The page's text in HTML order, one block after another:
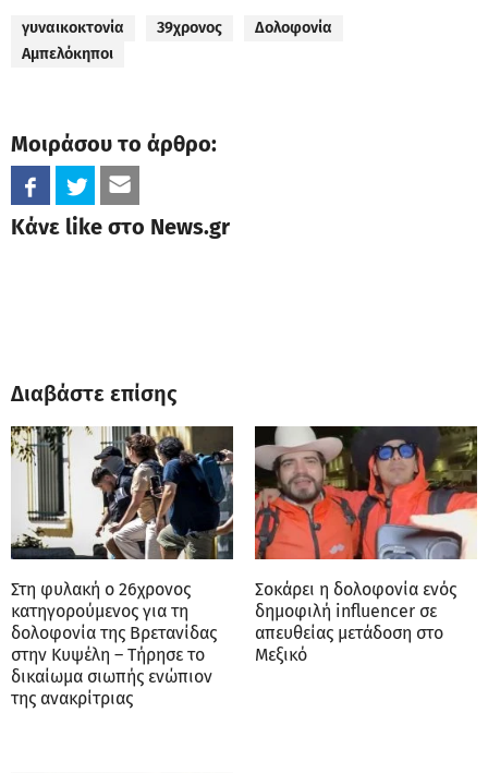
γυναικοκτονία 39χρονος
Δολοφονία
Αμπελόκηποι
Μοιράσου το άρθρο:
Κάνε like στο News.gr
Διαβάστε επίσης
Στη φυλακή ο 26χρονος
κατηγορούμενος για τη
δολοφονία της Βρετανίδας
στην Κυψέλη – Τήρησε το
δικαίωμα σιωπής ενώπιον
της ανακρίτριας
Σοκάρει η δολοφονία ενός
δημοφιλή influencer σε
απευθείας μετάδοση στο
Μεξικό